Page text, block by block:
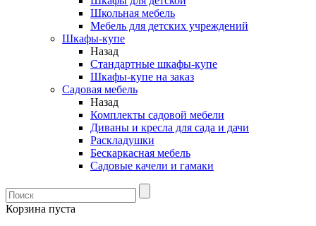
Школьная мебель
Мебель для детских учреждений
Шкафы-купе
Назад
Стандартные шкафы-купе
Шкафы-купе на заказ
Садовая мебель
Назад
Комплекты садовой мебели
Диваны и кресла для сада и дачи
Раскладушки
Бескаркасная мебель
Садовые качели и гамаки
Корзина пуста